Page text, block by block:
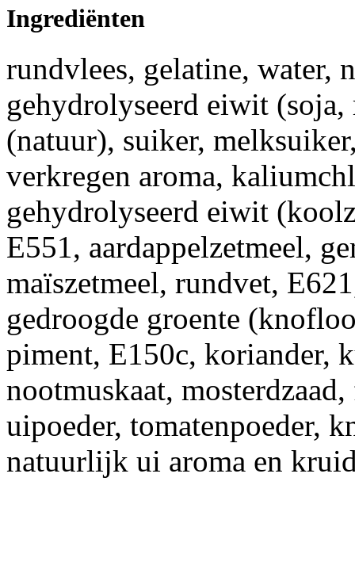
Ingrediënten
rundvlees, gelatine,
gehydrolyseerd eiwit
(natuur), suiker,
verkregen aroma,
gehydrolyseerd eiwit
E551, aardappelzetmeel,
maïszetmeel, rundvet,
gedroogde groente
piment, E150c, koriander,
nootmuskaat,
uipoeder, tomatenpoeder,
natuurlijk ui aroma en